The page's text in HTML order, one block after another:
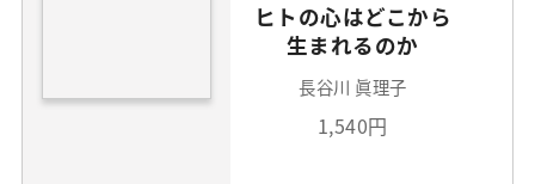
ヒトの心はどこから
生まれるのか
長谷川 眞理子
1,540円